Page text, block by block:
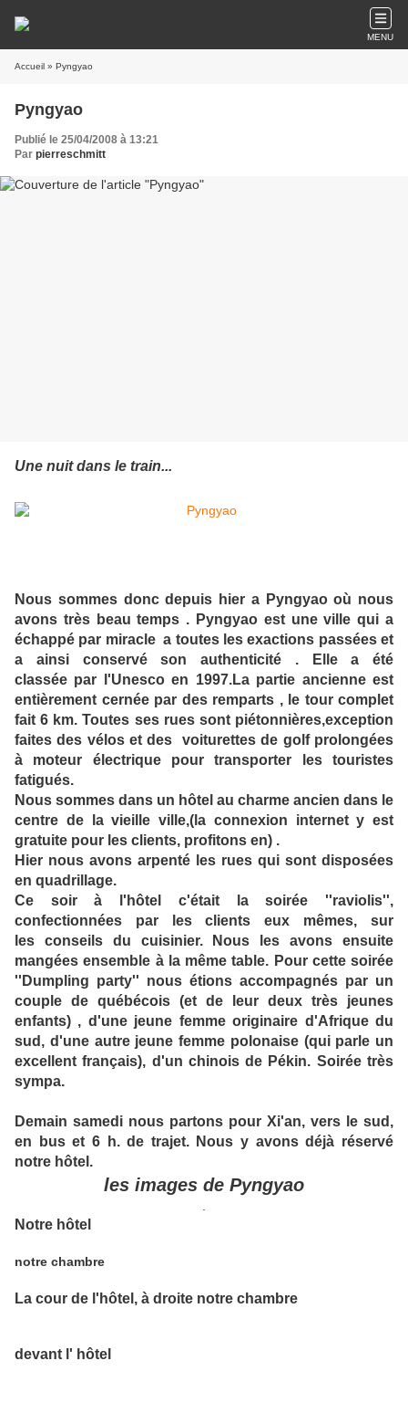
MENU
Accueil » Pyngyao
Pyngyao
Publié le 25/04/2008 à 13:21
Par pierreschmitt
Une nuit dans le train...
Nous sommes donc depuis hier a Pyngyao où nous
avons très beau temps . Pyngyao est une ville qui a
échappé par miracle a toutes les exactions passées et
a ainsi conservé son authenticité . Elle a été
classée par l'Unesco en 1997.La partie ancienne est
entièrement cernée par des remparts , le tour complet
fait 6 km. Toutes ses rues sont piétonnières,exception
faites des vélos et des voiturettes de golf prolongées
à moteur électrique pour transporter les touristes
fatigués.
Nous sommes dans un hôtel au charme ancien dans le
centre de la vieille ville,(la connexion internet y est
gratuite pour les clients, profitons en) .
Hier nous avons arpenté les rues qui sont disposées
en quadrillage.
Ce soir à l'hôtel c'était la soirée ''raviolis'',
confectionnées par les clients eux mêmes, sur
les conseils du cuisinier. Nous les avons ensuite
mangées ensemble à la même table. Pour cette soirée
''Dumpling party'' nous étions accompagnés par un
couple de québécois (et de leur deux très jeunes
enfants) , d'une jeune femme originaire d'Afrique du
sud, d'une autre jeune femme polonaise (qui parle un
excellent français), d'un chinois de Pékin. Soirée très
sympa.
Demain samedi nous partons pour Xi'an, vers le sud,
en bus et 6 h. de trajet. Nous y avons déjà réservé
notre hôtel.
les images de Pyngyao
Notre hôtel
notre chambre
La cour de l'hôtel, à droite notre chambre
devant l' hôtel